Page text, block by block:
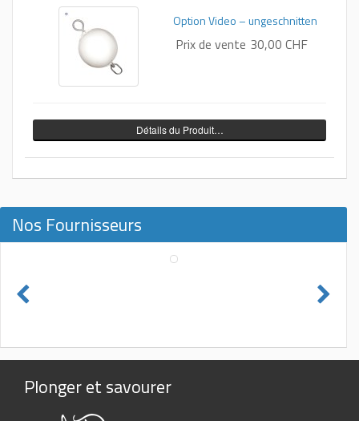
Option Video – ungeschnitten
Prix ​​de vente 30,00 CHF
Détails du Produit…
Nos Fournisseurs
Plonger et savourer